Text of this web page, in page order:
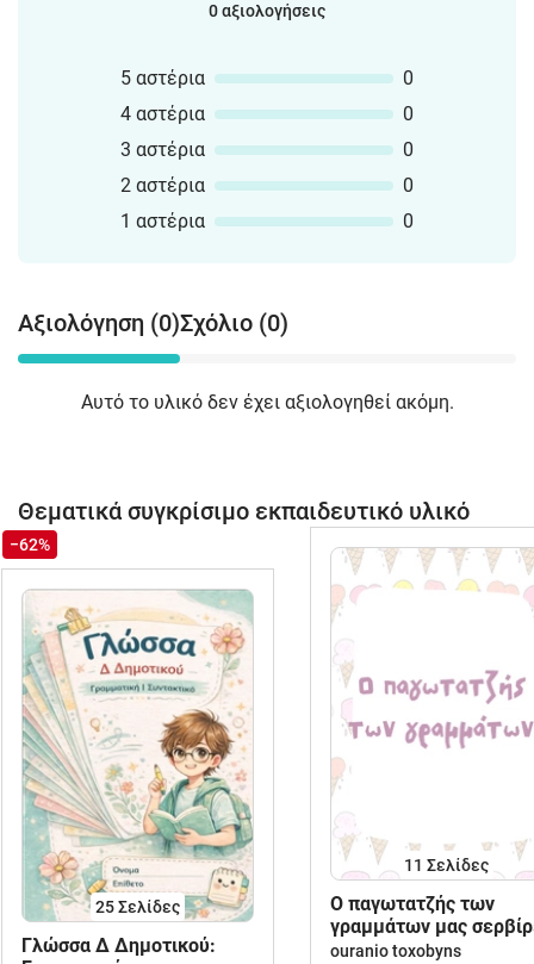
0 αξιολογήσεις
5 αστέρια
0
4 αστέρια
0
3 αστέρια
0
2 αστέρια
0
1 αστέρια
0
Αξιολόγηση (0)Σχόλιο (0)
Αυτό το υλικό δεν έχει αξιολογηθεί ακόμη.
Θεματικά συγκρίσιμο εκπαιδευτικό υλικό
−62%
25Σελίδες
Γλώσσα Δ Δημοτικού:
11 Σελίδες
O παγωτατζής των
γραμμάτων μας
κεφαλαία και πεζά!
ouranio toxobyns